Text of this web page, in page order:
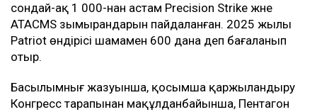
сондай-ақ 1 000-нан астам Precision Strike және
ATACMS зымырандарын пайдаланған. 2025 жылы
Patriot өндірісі шамамен 600 дана деп бағаланып
отыр.
Басылымнығ жазуынша, қосымша қаржыландыру
Конгресс тарапынан мақұлданбайынша, Пентагон